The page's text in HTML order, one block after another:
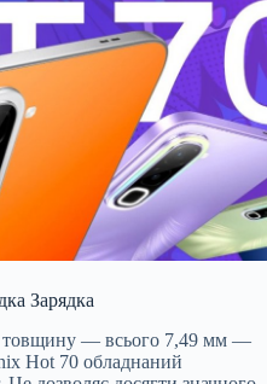
Зарядка
товщину — всього 7,49 мм —
Hot 70 обладнаний